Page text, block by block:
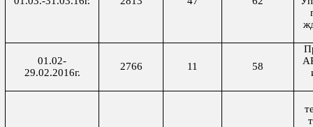
01.02-
29.02.2016г.
2766 11 58